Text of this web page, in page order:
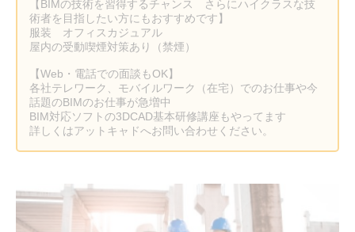
【BIMの技術を習得するチャンス さらにハイクラスな技
術者を目指したい方にもおすすめです】
服装 オフィスカジュアル
屋内の受動喫煙対策あり（禁煙）
【Web・電話での面談もOK】
各社テレワーク、モバイルワーク（在宅）でのお仕事や今
話題のBIMのお仕事が急増中
BIM対応ソフトの3DCAD基本研修講座もやってます
詳しくはアットキャドへお問い合わせください。